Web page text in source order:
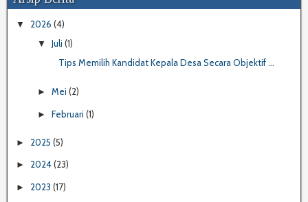
▼ 2026 (4)
▼ Juli (1)
Tips Memilih Kandidat Kepala Desa Secara Objektif ...
► Mei (2)
► Februari (1)
► 2025 (5)
► 2024(23)
► 2023 (17)